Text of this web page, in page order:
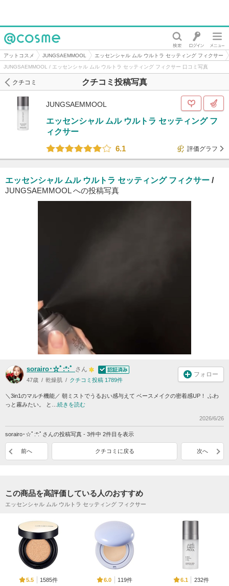
@cosme
アットコスメ JUNGSAEMMOOL
エッセンシャル ムル ウルトラ セッティング フィクサー
JUNGSAEMMOOL / エッセンシャル ムル ウルトラ セッティング フィクサー 口コミ写真
クチコミ投稿写真
クチコミ
JUNGSAEMMOOL
エッセンシャル ムル ウルトラ セッティング フ
ィクサー
6.1
評価グラフ
エッセンシャル ムル ウルトラ セッティング フィクサー /
JUNGSAEMMOOL への投稿写真
sorairo･☆ﾟ:*:ﾟ さん
47歳 乾燥肌 クチコミ投稿 1789件
フォロー
＼3in1のマルチ機能／ 朝ミストでうるおい感与えて ベースメイクの密着感UP！ ふわ
っと霧みたい。 と… 続きを読む
2026/6/26
sorairo･☆ﾟ:*:ﾟさんの投稿写真 - 3件中 2件目を表示
前へ クチコミに戻る 次へ
この商品を高評価している人のおすすめ
エッセンシャル ムル ウルトラ セッティング フィクサー
5.5
1585件
6.0
119件
6.1
232件